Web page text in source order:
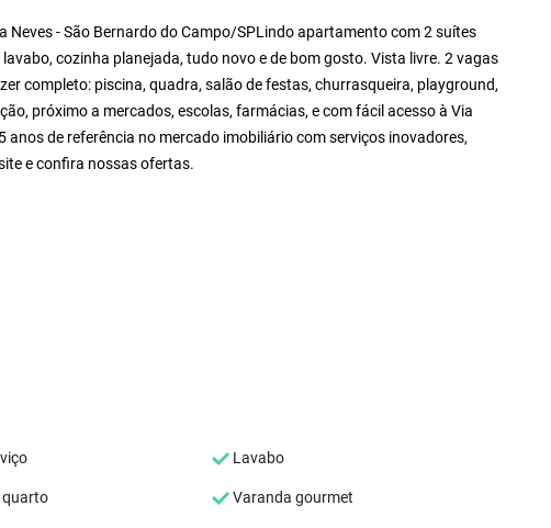
Neves - São Bernardo do Campo/SPLindo apartamento com 2 suítes
cozinha planejada, tudo novo e de bom gosto. Vista livre. 2 vagas
completo: piscina, quadra, salão de festas, churrasqueira, playground,
próximo a mercados, escolas, farmácias, e com fácil acesso à Via
de referência no mercado imobiliário com serviços inovadores,
e confira nossas ofertas.
Lavabo
quarto Varanda gourmet